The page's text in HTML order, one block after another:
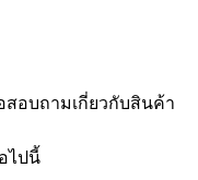
อบถามเกี่ยวกับสินค้า
ไปนี้